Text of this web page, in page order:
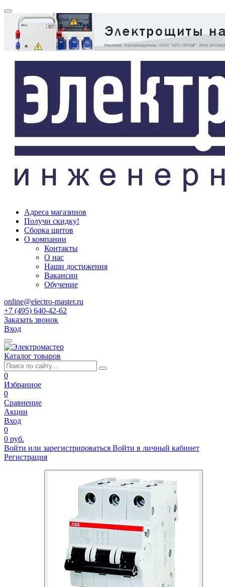
Адреса магазинов
Получи скидку!
Сборка щитов
О компании
Контакты
О нас
Наши достижения
Вакансии
Обучение
online@electro-master.ru
+7 (495) 640-42-62
Заказать звонок
Вход
Каталог товаров
0
Избранное
0
Сравнение
Акции
Вход
0
0 руб.
Войти или зарегистрироваться Войти в личный кабинет
Регистрация